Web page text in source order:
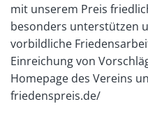
mit unserem Preis
besonders unterstützen
vorbildliche
Einreichung von
Homepage des Vereins
friedenspreis.de/